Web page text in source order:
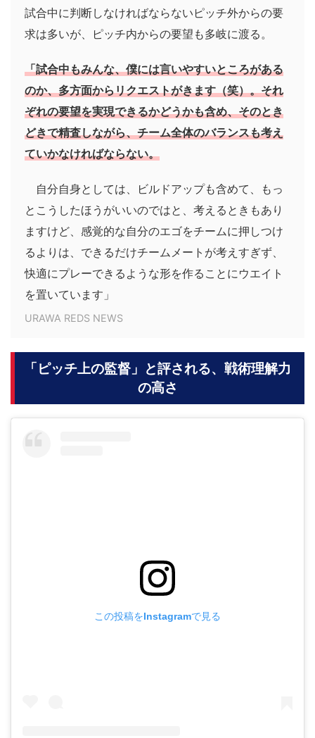
試合中に判断しなければならないピッチ外からの要
求は多いが、ピッチ内からの要望も多岐に渡る。
「試合中もみんな、僕には言いやすいところがある
のか、多方面からリクエストがきます（笑）。それ
ぞれの要望を実現できるかどうかも含め、そのとき
どきで精査しながら、チーム全体のバランスも考え
ていかなければならない。
自分自身としては、ビルドアップも含めて、もっ
とこうしたほうがいいのではと、考えるときもあり
ますけど、感覚的な自分のエゴをチームに押しつけ
るよりは、できるだけチームメートが考えすぎず、
快適にプレーできるような形を作ることにウエイト
を置いています」
URAWA REDS NEWS
「ピッチ上の監督」と評される、戦術理解力
の高さ
この投稿をInstagramで見る